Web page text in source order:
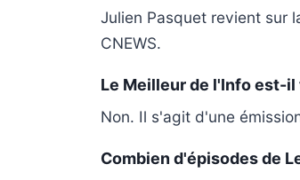
Julien Pasquet revient sur
CNEWS.
Le Meilleur de l'Info est-
Non. Il s'agit d'une
Combien d'épisodes de